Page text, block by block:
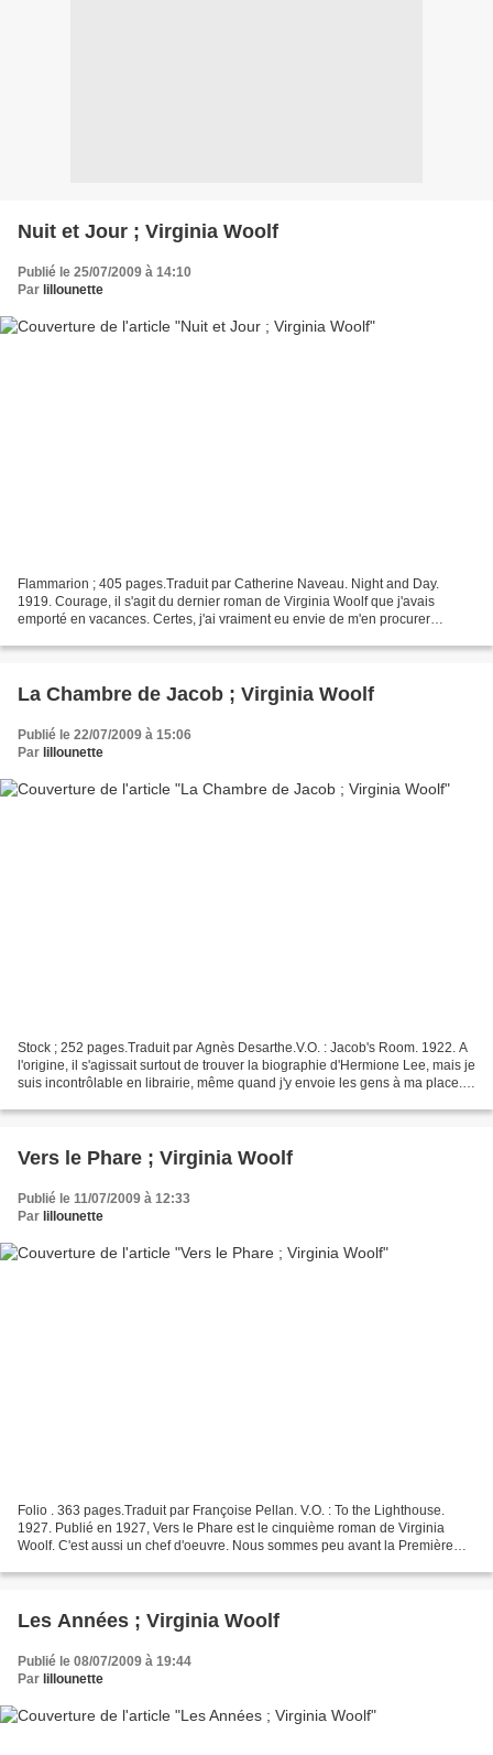
Nuit et Jour ; Virginia Woolf
Publié le 25/07/2009 à 14:10
Par lillounette
Flammarion ; 405 pages.Traduit par Catherine Naveau. Night and Day.
1919. Courage, il s'agit du dernier roman de Virginia Woolf que j'avais
emporté en vacances. Certes, j'ai vraiment eu envie de m'en procurer
La Chambre de Jacob ; Virginia Woolf
Publié le 22/07/2009 à 15:06
Par lillounette
Stock ; 252 pages.Traduit par Agnès Desarthe.V.O. : Jacob's Room. 1922. A
l'origine, il s'agissait surtout de trouver la biographie d'Hermione Lee, mais je
suis incontrôlable en librairie, même quand j'y envoie les gens à ma place...
Vers le Phare ; Virginia Woolf
Publié le 11/07/2009 à 12:33
Par lillounette
Folio . 363 pages.Traduit par Françoise Pellan. V.O. : To the Lighthouse.
1927. Publié en 1927, Vers le Phare est le cinquième roman de Virginia
Woolf. C'est aussi un chef d'oeuvre. Nous sommes peu avant la Première
Les Années ; Virginia Woolf
Publié le 08/07/2009 à 19:44
Par lillounette